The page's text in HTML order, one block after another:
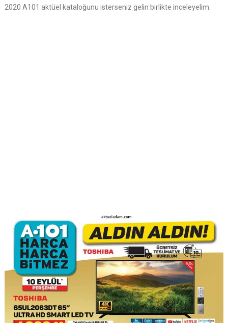
2020 A101 aktüel kataloğunu isterseniz gelin birlikte inceleyelim.